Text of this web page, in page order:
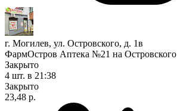
г. Могилев, ул. Островского, д. 1в
ФармОстров Аптека №21 на Островского
Закрыто
4 шт. в 21:38
Закрыто
23,48 р.